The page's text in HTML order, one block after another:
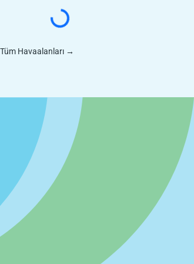
Tüm Havaalanları →